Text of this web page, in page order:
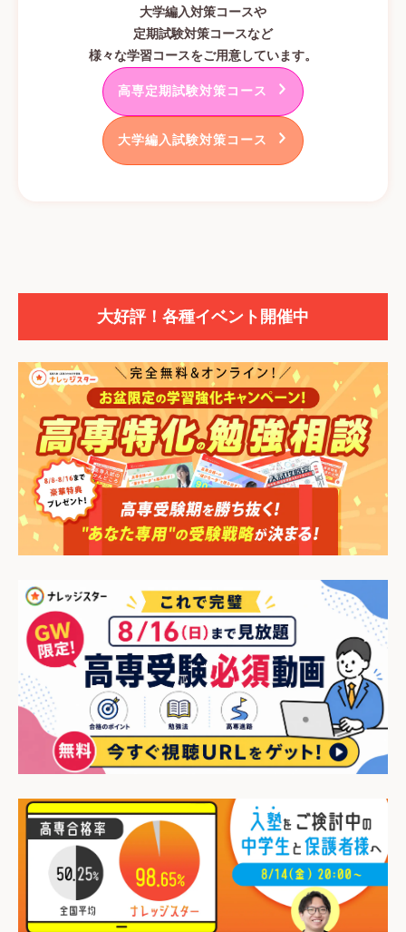
大学編入対策コースや
定期試験対策コースなど
様々な学習コースをご用意しています。
高専定期試験対策コース
大学編入試験対策コース
大好評！各種イベント開催中